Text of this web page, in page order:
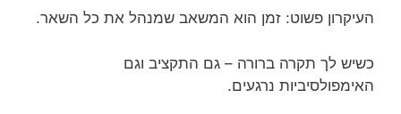
העיקרון פשוט: זמן הוא המשאב שמנהל את כל השאר.
כשיש לך תקרה ברורה – גם התקציב וגם
האימפולסיביות נרגעים.